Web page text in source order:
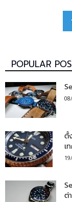
POPULAR
ตั้
เ
ต่